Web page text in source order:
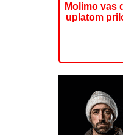
Molimo vas
uplatom